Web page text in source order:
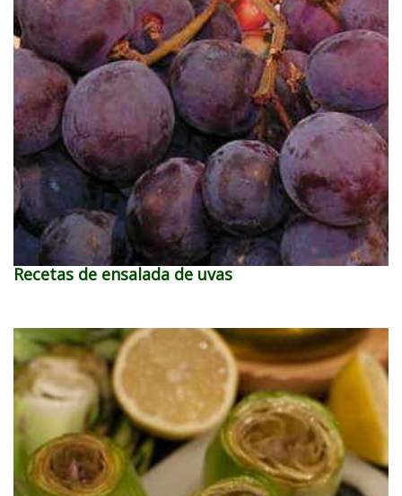
Recetas de ensalada de uvas